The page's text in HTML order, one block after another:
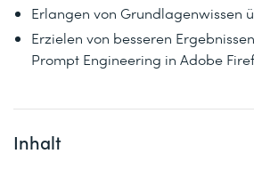
Erlangen von Grundlagenwissen
Erzielen von besseren
Prompt Engineering in Adobe
Inhalt